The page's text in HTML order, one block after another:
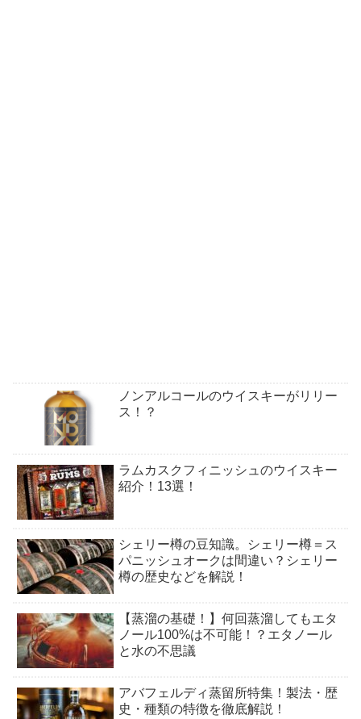
ノンアルコールのウイスキーがリリー
ス！？
ラムカスクフィニッシュのウイスキー
紹介！13選！
シェリー樽の豆知識。シェリー樽＝ス
パニッシュオークは間違い？シェリー
樽の歴史などを解説！
【蒸溜の基礎！】何回蒸溜してもエタ
ノール100%は不可能！？エタノール
と水の不思議
アバフェルディ蒸留所特集！製法・歴
史・種類の特徴を徹底解説！